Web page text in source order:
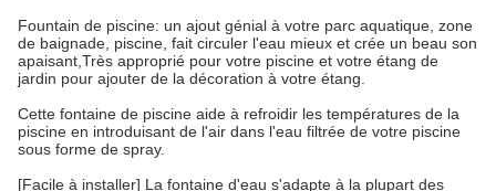
Fountain de piscine: un ajout génial à votre parc aquatique, zone
de baignade, piscine, fait circuler l'eau mieux et crée un beau son
apaisant,Très approprié pour votre piscine et votre étang de
jardin pour ajouter de la décoration à votre étang.
Cette fontaine de piscine aide à refroidir les températures de la
piscine en introduisant de l'air dans l'eau filtrée de votre piscine
sous forme de spray.
[Facile à installer] La fontaine d'eau s'adapte à la plupart des